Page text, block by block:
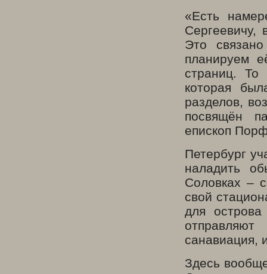
«Есть
Сергеевичу,
Это
планируем
страниц. То
которая
разделов,
посвящён
епископ
Петербург
наладить
Соловках –
свой
для
санавиация,
Здесь